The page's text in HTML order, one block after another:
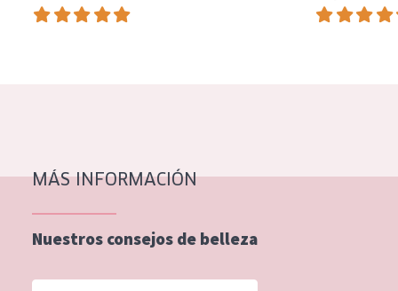
Piel madura
Piel menopáusica
EDAD
MÁS INFORMACIÓN
Nuestros consejos de belleza